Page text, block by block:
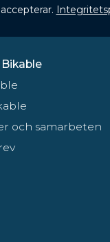
och samarbeten